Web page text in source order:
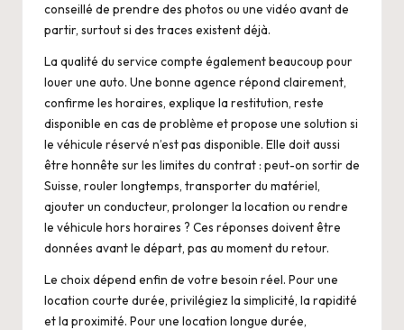
conseillé de prendre des photos ou une vidéo avant de
partir, surtout si des traces existent déjà.
La qualité du service compte également beaucoup pour
louer une auto. Une bonne agence répond clairement,
confirme les horaires, explique la restitution, reste
disponible en cas de problème et propose une solution si
le véhicule réservé n’est pas disponible. Elle doit aussi
être honnête sur les limites du contrat : peut-on sortir de
Suisse, rouler longtemps, transporter du matériel,
ajouter un conducteur, prolonger la location ou rendre
le véhicule hors horaires ? Ces réponses doivent être
données avant le départ, pas au moment du retour.
Le choix dépend enfin de votre besoin réel. Pour une
location courte durée, privilégiez la simplicité, la rapidité
et la proximité. Pour une location longue durée,